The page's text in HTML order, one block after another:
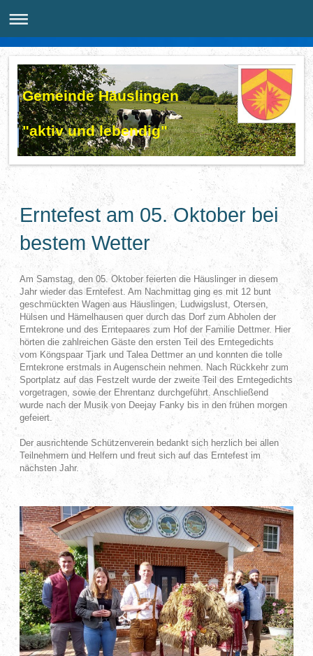
Gemeinde Häuslingen
"aktiv und lebendig"
Erntefest am 05. Oktober bei
bestem Wetter
Am Samstag, den 05. Oktober feierten die Häuslinger in diesem
Jahr wieder das Erntefest. Am Nachmittag ging es mit 12 bunt
geschmückten Wagen aus Häuslingen, Ludwigslust, Otersen,
Hülsen und Hämelhausen quer durch das Dorf zum Abholen der
Erntekrone und des Erntepaares zum Hof der Familie Dettmer. Hier
hörten die zahlreichen Gäste den ersten Teil des Erntegedichts
vom Köngspaar Tjark und Talea Dettmer an und konnten die tolle
Erntekrone erstmals in Augenschein nehmen. Nach Rückkehr zum
Sportplatz auf das Festzelt wurde der zweite Teil des Erntegedichts
vorgetragen, sowie der Ehrentanz durchgeführt. Anschließend
wurde nach der Musik von Deejay Fanky bis in den frühen morgen
gefeiert.
Der ausrichtende Schützenverein bedankt sich herzlich bei allen
Teilnehmern und Helfern und freut sich auf das Erntefest im
nächsten Jahr.